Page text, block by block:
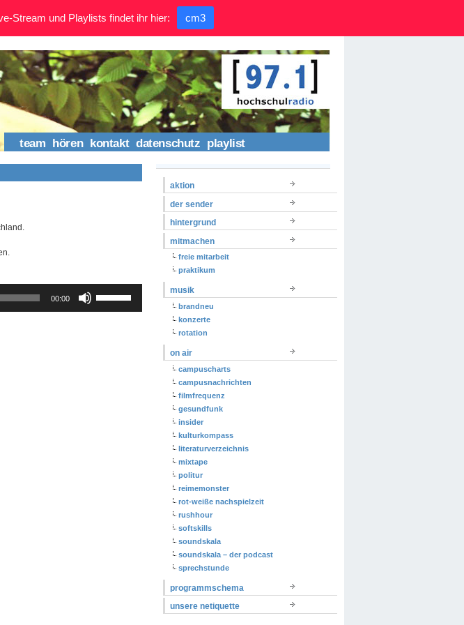
team hören kontakt datenschutz playlist
00:00
Hoch/Runter
benutzen,
aktion
der sender
hintergrund
mitmachen
freie mitarbeit
praktikum
musik
brandneu
konzerte
rotation
on air
campuscharts
campusnachrichten
filmfrequenz
gesundfunk
insider
kulturkompass
literaturverzeichnis
mixtape
politur
reimemonster
rot-weiße nachspielzeit
rushhour
softskills
soundskala
soundskala – der podcast
sprechstunde
programmschema
unsere netiquette
Stream und Playlists findet ihr hier: cm3